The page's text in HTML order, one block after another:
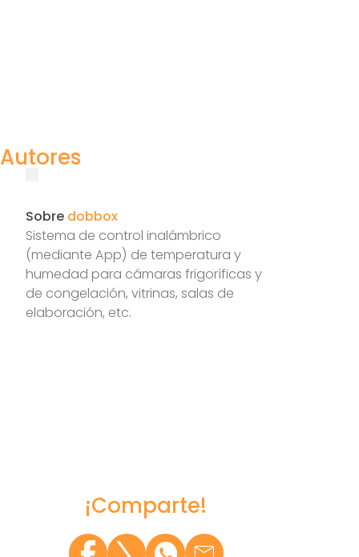
Autores
Sobre dobbox
Sistema de control inalámbrico
(mediante App) de temperatura y
humedad para cámaras frigoríficas y
de congelación, vitrinas, salas de
elaboración, etc.
¡Comparte!
¡Com ¡Com ¡Com ¡Com